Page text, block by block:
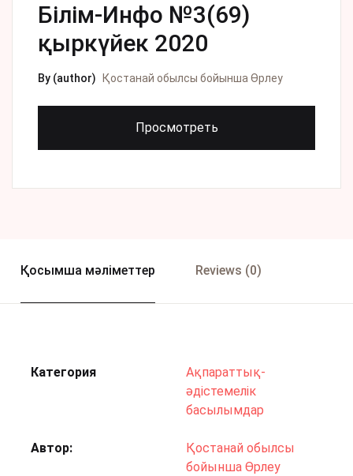
Білім-Инфо №3(69)
қыркүйек 2020
By (author) Қостанай обылсы бойынша Өрлеу
Просмотреть
Қосымша мәліметтер Reviews (0)
Категория
Ақпараттық-
әдістемелік
басылымдар
Автор
Қостанай обылсы
бойынша Өрлеу